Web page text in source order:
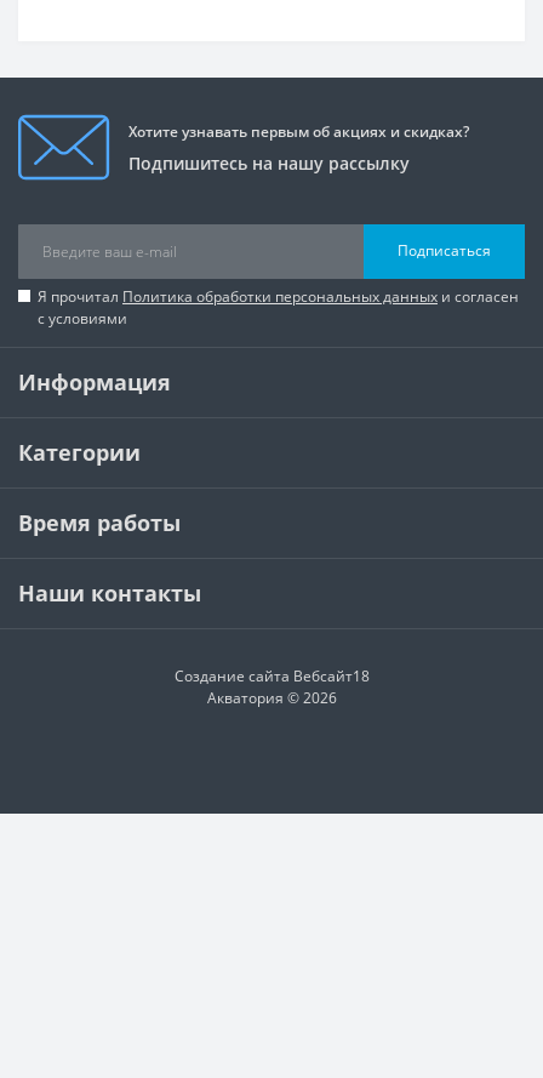
Хотите узнавать первым об акциях и скидках?
Подпишитесь на нашу рассылку
Подписаться
Я прочитал Политика обработки персональных данных и согласен
с условиями
Информация
Категории
Время работы
Наши контакты
Создание сайта Вебсайт18
Акватория © 2026